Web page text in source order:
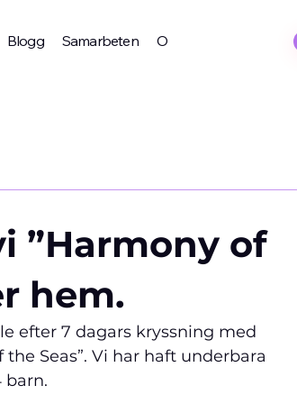
Blogg Samarbeten Om Christina Kontakt
”Harmony of
hem.
efter 7 dagars kryssning med
Seas”. Vi har haft underbara
barn.